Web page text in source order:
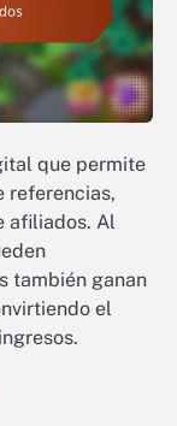
que permite
referencias,
afiliados. Al
también ganan
el